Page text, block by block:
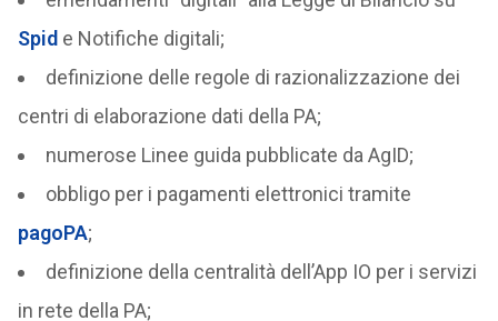
Spid e Notifiche digitali;
definizione delle regole di razionalizzazione dei
centri di elaborazione dati della PA;
numerose Linee guida pubblicate da AgID;
obbligo per i pagamenti elettronici tramite
pagoPA;
definizione della centralità dell’App IO per i servizi
in rete della PA;